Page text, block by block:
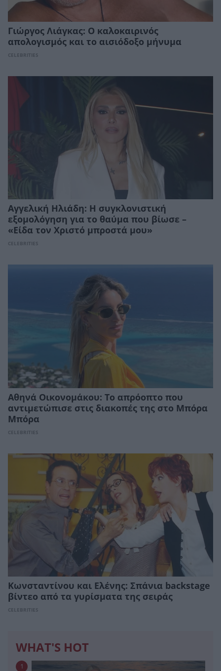
Γιώργος Λιάγκας: Ο καλοκαιρινός
απολογισμός και το αισιόδοξο μήνυμα
CELEBRITIES
Αγγελική Ηλιάδη: Η συγκλονιστική
εξομολόγηση για το θαύμα που βίωσε –
«Είδα τον Χριστό μπροστά μου»
CELEBRITIES
Αθηνά Οικονομάκου: Το απρόοπτο που
αντιμετώπισε στις διακοπές της στο Μπόρα
Μπόρα
CELEBRITIES
Κωνσταντίνου και Ελένης: Σπάνια backstage
βίντεο από τα γυρίσματα της σειράς
CELEBRITIES
WHAT'S HOT
1